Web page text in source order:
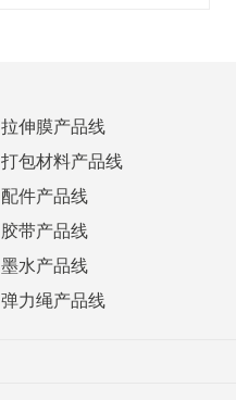
拉伸膜产品线
打包材料产品线
配件产品线
胶带产品线
墨水产品线
弹力绳产品线